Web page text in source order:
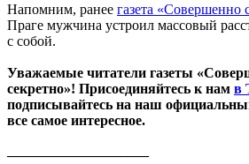
Напомним, ранее газета «Совершенно
Праге мужчина устроил массовый
с собой.
Уважаемые читатели газеты
секретно»! Присоединяйтесь к нам в
подписывайтесь на наш
все самое интересное.